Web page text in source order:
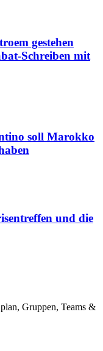
gestehen
Schreiben mit
soll Marokko
und die
Gruppen, Teams &